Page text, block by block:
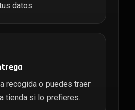
datos.
recogida o puedes traer
tienda si lo prefieres.